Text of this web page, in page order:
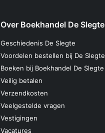
Over Boekhandel De Slegte
Geschiedenis De Slegte
Voordelen bestellen bij De Slegte
Boeken bij Boekhandel De Slegte
Veilig betalen
Verzendkosten
Veelgestelde vragen
Vestigingen
Vacatures